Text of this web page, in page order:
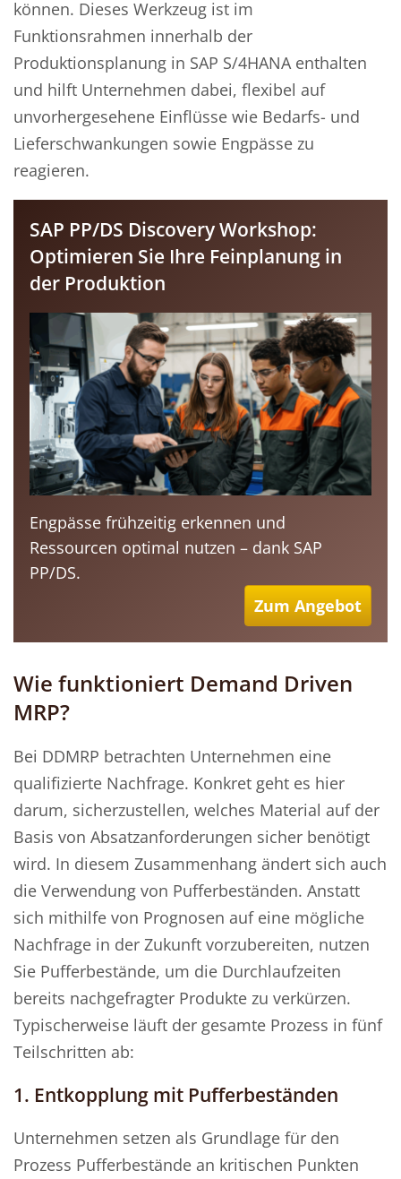
können. Dieses Werkzeug ist im
Funktionsrahmen innerhalb der
Produktionsplanung in SAP S/4HANA enthalten
und hilft Unternehmen dabei, flexibel auf
unvorhergesehene Einflüsse wie Bedarfs- und
Lieferschwankungen sowie Engpässe zu
reagieren.
SAP PP/DS Discovery Workshop:
Optimieren Sie Ihre Feinplanung in
der Produktion
Engpässe frühzeitig erkennen und
Ressourcen optimal nutzen – dank SAP
PP/DS.
Zum Angebot
Wie funktioniert Demand Driven
MRP?
Bei DDMRP betrachten Unternehmen eine
qualifizierte Nachfrage. Konkret geht es hier
darum, sicherzustellen, welches Material auf der
Basis von Absatzanforderungen sicher benötigt
wird. In diesem Zusammenhang ändert sich auch
die Verwendung von Pufferbeständen. Anstatt
sich mithilfe von Prognosen auf eine mögliche
Nachfrage in der Zukunft vorzubereiten, nutzen
Sie Pufferbestände, um die Durchlaufzeiten
bereits nachgefragter Produkte zu verkürzen.
Typischerweise läuft der gesamte Prozess in fünf
Teilschritten ab:
1. Entkopplung mit Pufferbeständen
Unternehmen setzen als Grundlage für den
Prozess Pufferbestände an kritischen Punkten